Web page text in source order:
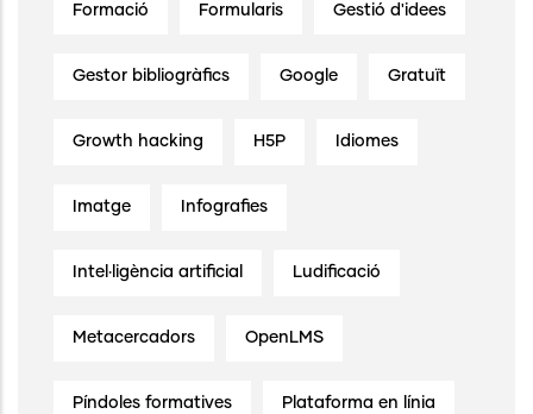
Formació Formularis Gestió d'idees
Gestor bibliogràfics Google Gratuït
Growth hacking H5P Idiomes
Imatge Infografies
Intel·ligència artificial Ludificació
Metacercadors OpenLMS
Píndoles formatives Plataforma en línia